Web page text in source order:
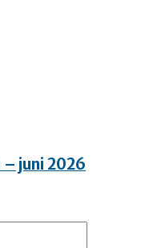
juni 2026